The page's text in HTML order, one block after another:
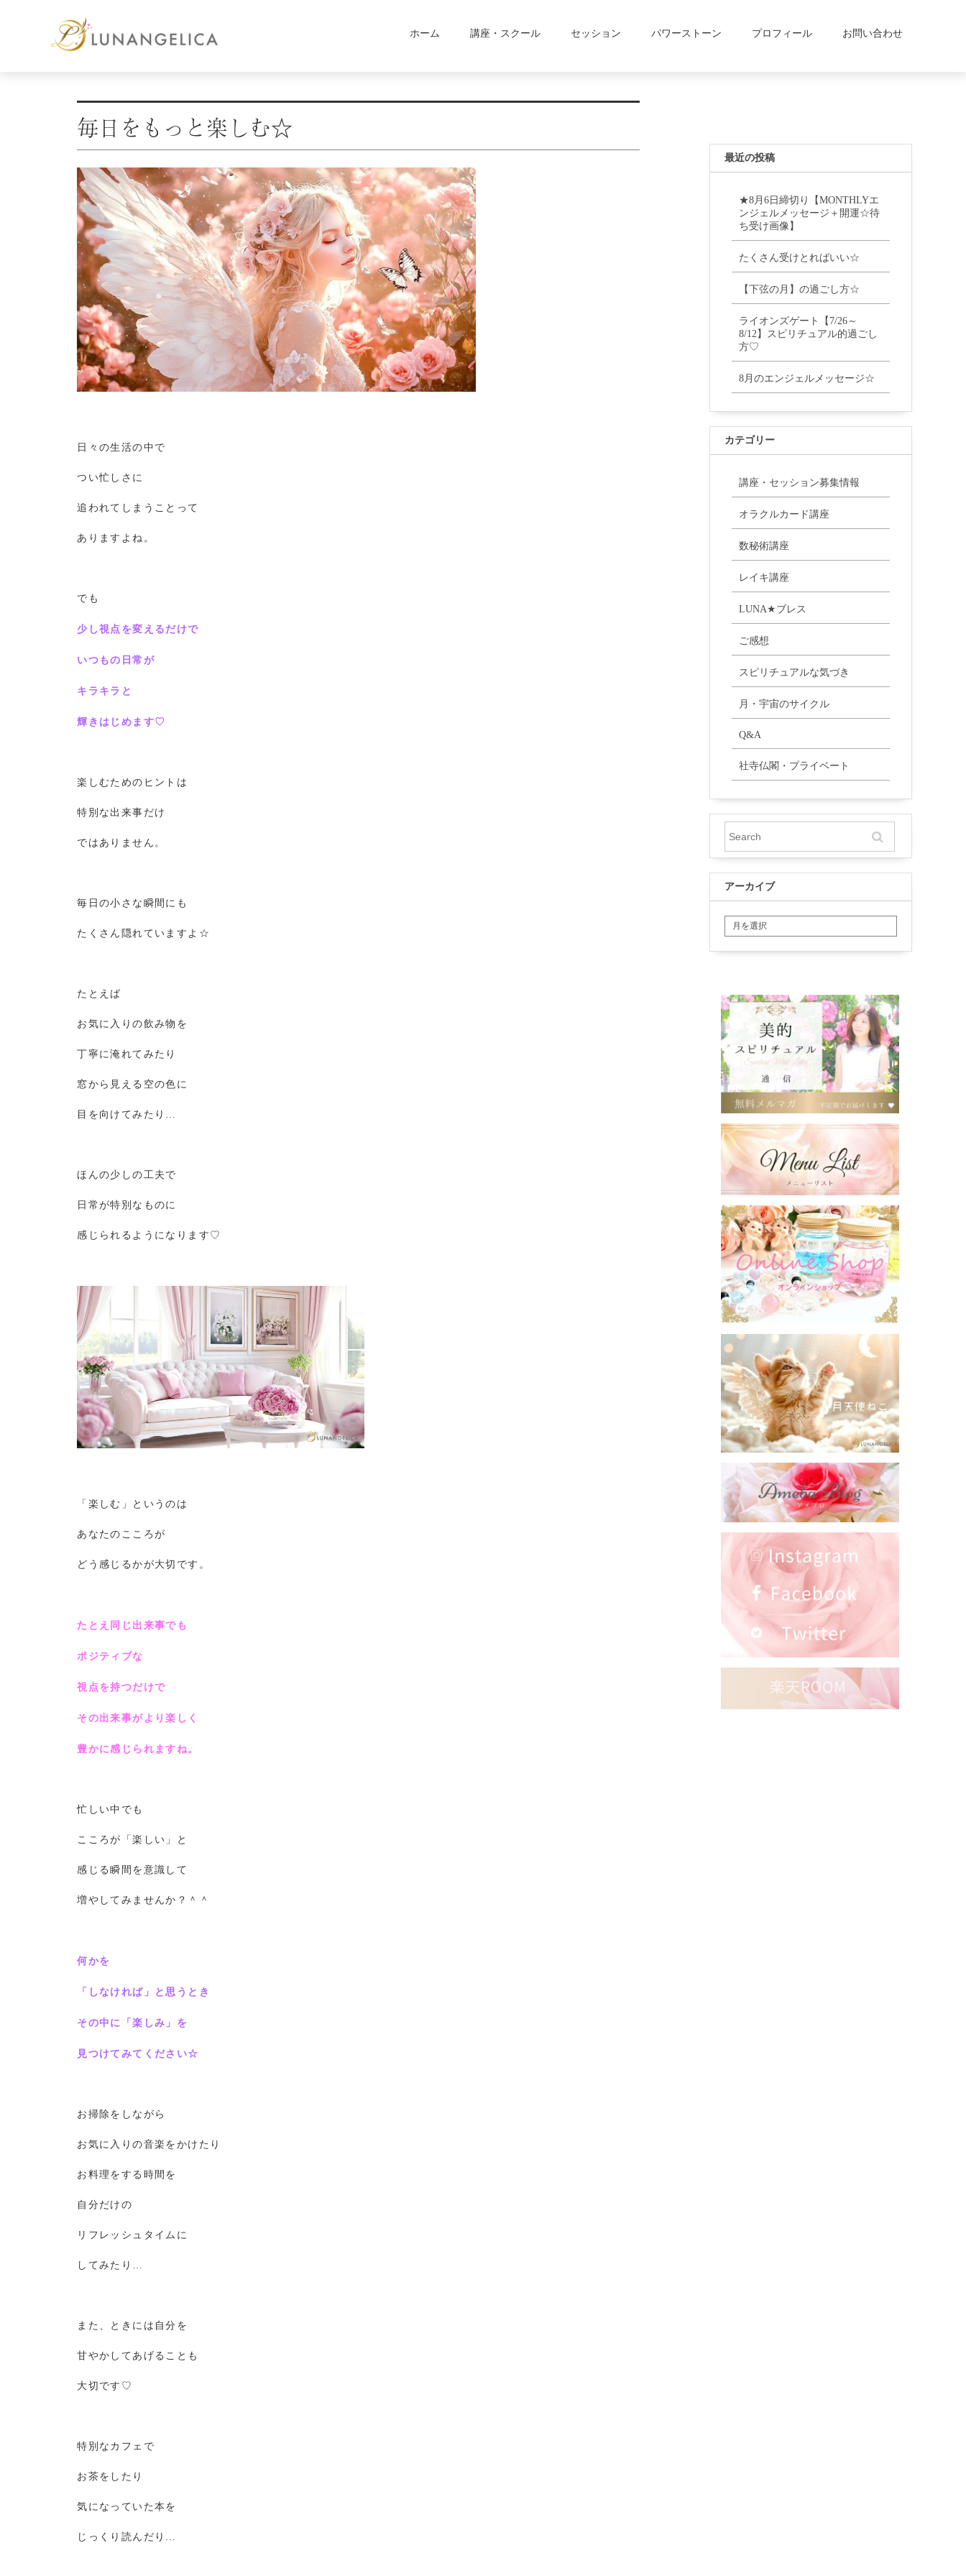
ホーム 講座・スクール セッション パワーストーン プロフィール お問い合わせ
毎日をもっと楽しむ☆
日々の生活の中で
つい忙しさに
追われてしまうことって
ありますよね。
でも
少し視点を変えるだけで
いつもの日常が
キラキラと
輝きはじめます♡
楽しむためのヒントは
特別な出来事だけ
ではありません。
毎日の小さな瞬間にも
たくさん隠れていますよ☆
たとえば
お気に入りの飲み物を
丁寧に淹れてみたり
窓から見える空の色に
目を向けてみたり…
ほんの少しの工夫で
日常が特別なものに
感じられるようになります♡
「楽しむ」というのは
あなたのこころが
どう感じるかが大切です。
たとえ同じ出来事でも
ポジティブな
視点を持つだけで
その出来事がより楽しく
豊かに感じられますね。
忙しい中でも
こころが「楽しい」と
感じる瞬間を意識して
増やしてみませんか？＾＾
何かを
「しなければ」と思うとき
その中に「楽しみ」を
見つけてみてください☆
お掃除をしながら
お気に入りの音楽をかけたり
お料理をする時間を
自分だけの
リフレッシュタイムに
してみたり…
また、ときには自分を
甘やかしてあげることも
大切です♡
特別なカフェで
お茶をしたり
気になっていた本を
じっくり読んだり…
最近の投稿
★8月6日締切り【MONTHLYエ
ンジェルメッセージ＋開運☆待
ち受け画像】
たくさん受けとればいい☆
【下弦の月】の過ごし方☆
ライオンズゲート【7/26～
8/12】スピリチュアル的過ごし
方♡
8月のエンジェルメッセージ☆
カテゴリー
講座・セッション募集情報
オラクルカード講座
数秘術講座
レイキ講座
LUNA★ブレス
ご感想
スピリチュアルな気づき
月・宇宙のサイクル
Q&A
社寺仏閣・プライベート
アーカイブ